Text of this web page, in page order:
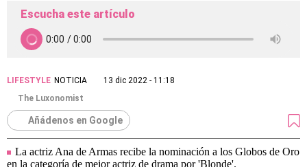
Escucha este artículo
LIFESTYLE NOTICIA
13 dic 2022 - 11:18
The Luxonomist
Añádenos en Google
La actriz Ana de Armas recibe la nominación a los Globos de Oro
en la categoría de mejor actriz de drama por 'Blonde'.